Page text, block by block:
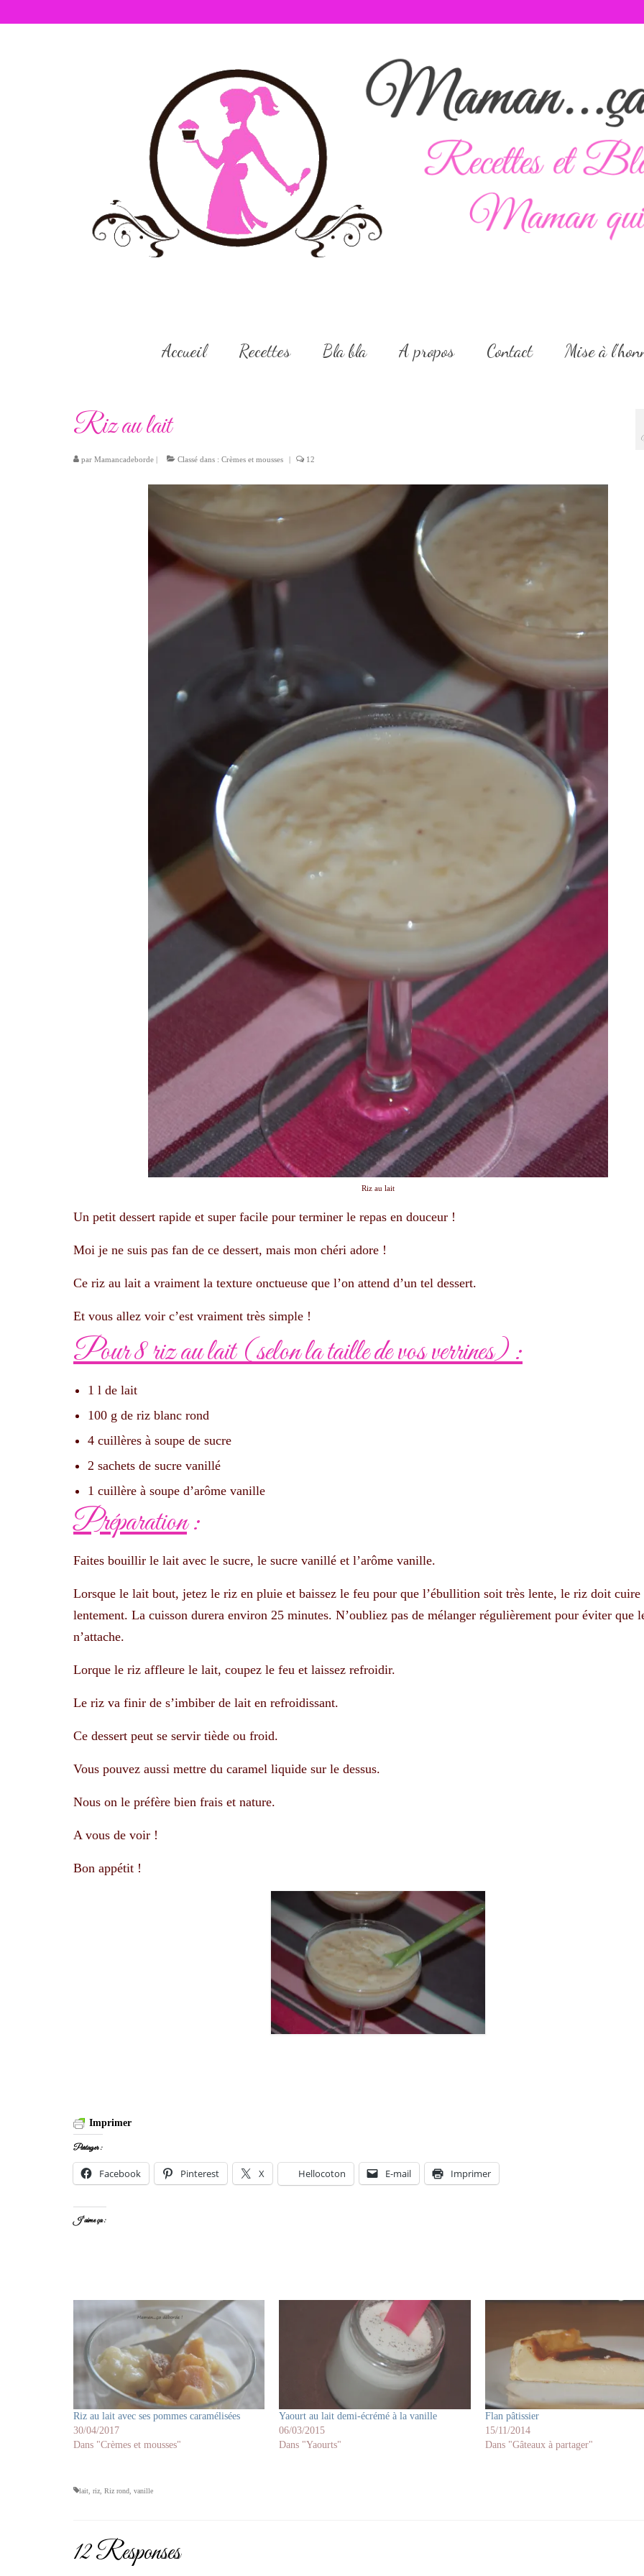
Accueil Recettes Bla bla A propos Contact Mise à
Riz au lait
par Mamancadeborde Classé dans : Crèmes et mousses 12
Riz au lait
Un petit dessert rapide et super facile pour terminer le repas en douceur !
Moi je ne suis pas fan de ce dessert, mais mon chéri adore !
Ce riz au lait a vraiment la texture onctueuse que l’on attend d’un tel dessert.
Et vous allez voir c’est vraiment très simple !
Pour 8 riz au lait (selon la taille de vos verrines) :
1 l de lait
100 g de riz blanc rond
4 cuillères à soupe de sucre
2 sachets de sucre vanillé
1 cuillère à soupe d’arôme vanille
Préparation:
Faites bouillir le lait avec le sucre, le sucre vanillé et l’arôme vanille.
Lorsque le lait bout, jetez le riz en pluie et baissez le feu pour que l’ébullition soit très lente, le riz doit cuire
lentement. La cuisson durera environ 25 minutes. N’oubliez pas de mélanger régulièrement pour éviter que
n’attache.
Lorque le riz affleure le lait, coupez le feu et laissez refroidir.
Le riz va finir de s’imbiber de lait en refroidissant.
Ce dessert peut se servir tiède ou froid.
Vous pouvez aussi mettre du caramel liquide sur le dessus.
Nous on le préfère bien frais et nature.
A vous de voir !
Bon appétit !
Imprimer
Partager :
Facebook Pinterest X Hellocoton E-mail Imprimer
J’aime ça :
Riz au lait avec ses pommes caramélisées
30/04/2017
Dans "Crèmes et mousses"
Yaourt au lait demi-écrémé à la vanille
06/03/2015
Dans "Yaourts"
Flan pâtissier
15/11/2014
Dans "Gâteaux à partager"
lait riz Riz rond vanille
12 Responses